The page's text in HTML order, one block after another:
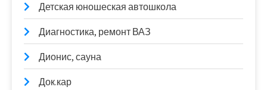
Детская юношеская автошкола
Диагностика, ремонт ВАЗ
Дионис, сауна
Док.кар